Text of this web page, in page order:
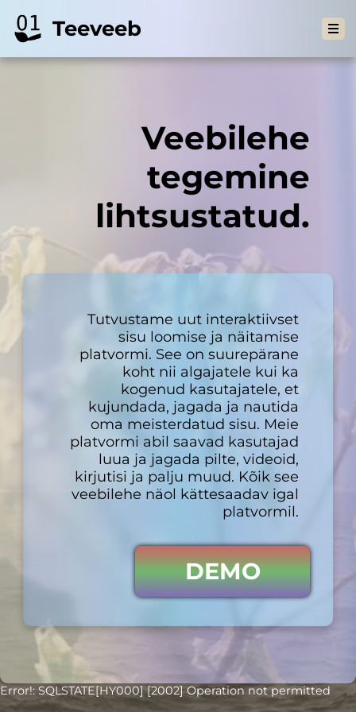
Teeveeb
Veebilehe
tegemine
lihtsustatud.
Tutvustame uut interaktiivset
sisu loomise ja näitamise
platvormi. See on suurepärane
koht nii algajatele kui ka
kogenud kasutajatele, et
kujundada, jagada ja nautida
oma meisterdatud sisu. Meie
platvormi abil saavad kasutajad
luua ja jagada pilte, videoid,
kirjutisi ja palju muud. Kõik see
veebilehe näol kättesaadav igal
platvormil.
DEMO
Error!: SQLSTATE[HY000] [2002] Operation not permitted